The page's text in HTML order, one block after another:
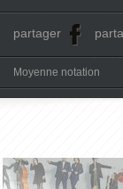
partager
Moyenne notation